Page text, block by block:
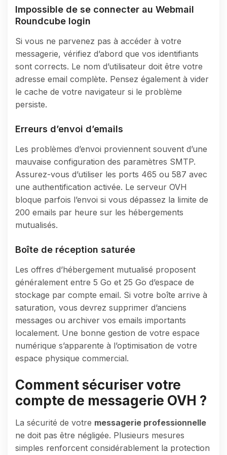
Impossible de se connecter au Webmail
Roundcube login
Si vous ne parvenez pas à accéder à votre
messagerie, vérifiez d’abord que vos identifiants
sont corrects. Le nom d’utilisateur doit être votre
adresse email complète. Pensez également à vider
le cache de votre navigateur si le problème
persiste.
Erreurs d’envoi d’emails
Les problèmes d’envoi proviennent souvent d’une
mauvaise configuration des paramètres SMTP.
Assurez-vous d’utiliser les ports 465 ou 587 avec
une authentification activée. Le serveur OVH
bloque parfois l’envoi si vous dépassez la limite de
200 emails par heure sur les hébergements
mutualisés.
Boîte de réception saturée
Les offres d’hébergement mutualisé proposent
généralement entre 5 Go et 25 Go d’espace de
stockage par compte email. Si votre boîte arrive à
saturation, vous devrez supprimer d’anciens
messages ou archiver vos emails importants
localement. Une bonne gestion de votre espace
numérique s’apparente à l’optimisation de votre
espace physique commercial.
Comment sécuriser votre
compte de messagerie OVH ?
La sécurité de votre messagerie professionnelle
ne doit pas être négligée. Plusieurs mesures
simples renforcent considérablement la protection